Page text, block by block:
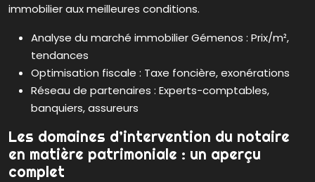
immobilier aux meilleures conditions.
Analyse du marché immobilier Gémenos : Prix/m²,
tendances
Optimisation fiscale : Taxe foncière, exonérations
Réseau de partenaires : Experts-comptables,
banquiers, assureurs
Les domaines d’intervention du notaire
en matière patrimoniale : un aperçu
complet